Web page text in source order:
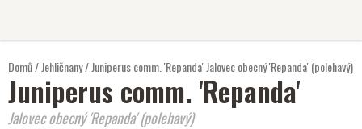
Domů/Jehličnany/Juniperus comm. 'Repanda'Jalovec obecný 'Repanda' (polehavý)
Juniperus comm. 'Repanda'
Jalovec obecný 'Repanda' (polehavý)